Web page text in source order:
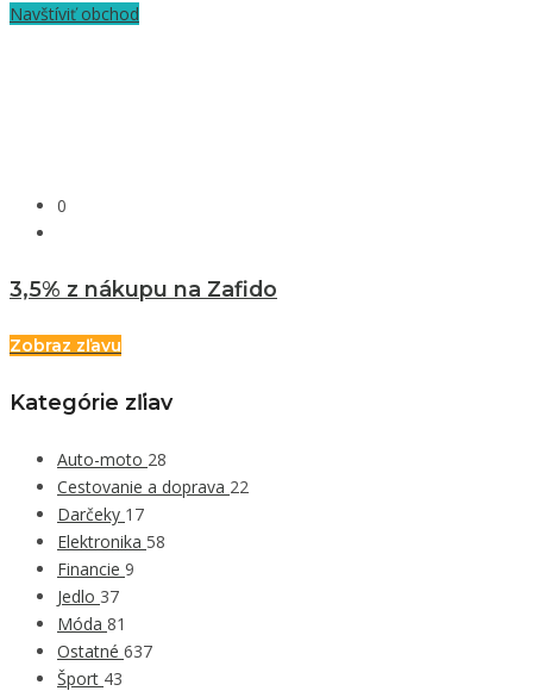
Navštíviť obchod
0
3,5% z nákupu na Zafido
Zobraz zľavu
Kategórie zľiav
Auto-moto 28
Cestovanie a doprava 22
Darčeky 17
Elektronika 58
Financie 9
Jedlo 37
Móda 81
Ostatné 637
Šport 43